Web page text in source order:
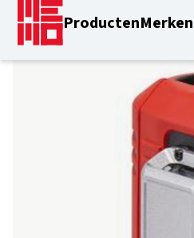
ProductenMerken